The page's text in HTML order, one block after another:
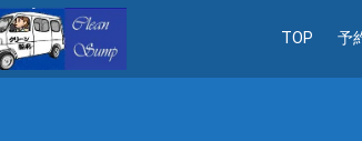
TOP 予